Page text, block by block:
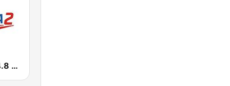
Europa 2 104.8 FM